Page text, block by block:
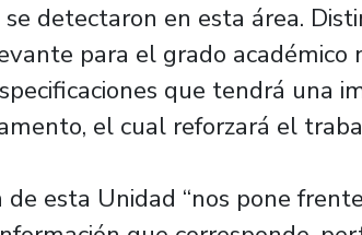
detectaron en esta área.
para el grado académico
que tendrá una
el cual reforzará el
de esta Unidad “nos pone